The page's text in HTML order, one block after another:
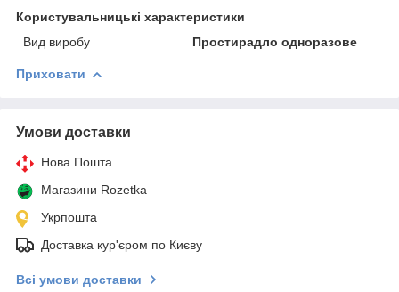
Користувальницькі характеристики
Вид виробу
Простирадло одноразове
Приховати
Умови доставки
Нова Пошта
Магазини Rozetka
Укрпошта
Доставка кур'єром по Києву
Всі умови доставки